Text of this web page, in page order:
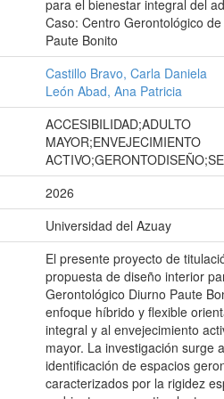
para el bienestar integral del
Caso: Centro Gerontológico
Paute Bonito
Castillo Bravo, Carla Daniela
León Abad, Ana Patricia
ACCESIBILIDAD;ADULTO
MAYOR;ENVEJECIMIENTO
2026
Universidad del Azuay
El presente proyecto de
propuesta de diseño interior
Gerontológico Diurno Paute
enfoque híbrido y flexible
integral y al envejecimiento
mayor. La investigación surge
identificación de espacios
caracterizados por la rigidez